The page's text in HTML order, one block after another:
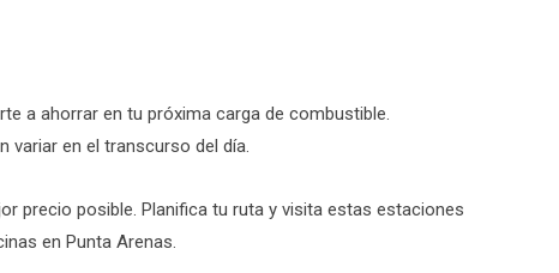
a ahorrar en tu próxima carga de combustible.
variar en el transcurso del día.
precio posible. Planifica tu ruta y visita estas estaciones
en Punta Arenas.